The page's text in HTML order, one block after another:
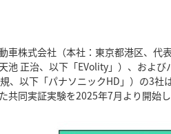
車株式会社（本社：東京都港区、代
池 正治、以下「EVolity」）、およ
、以下「パナソニックHD」）の3
共同実証実験を2025年7月より開始